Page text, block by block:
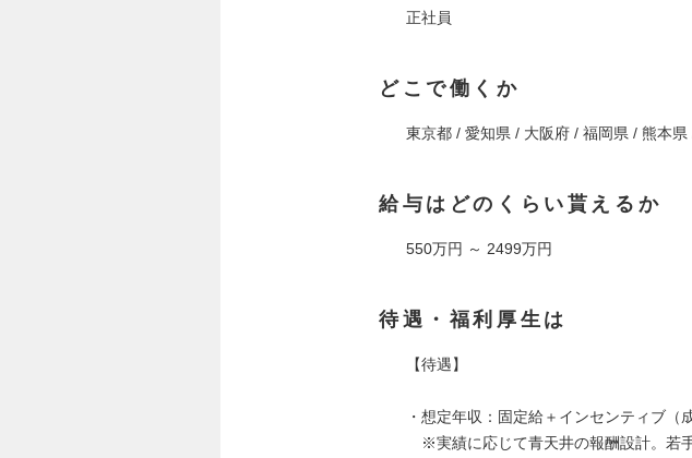
正社員
どこで働くか
東京都 / 愛知県 / 大阪府 / 福岡県 / 熊本県
給与はどのくらい貰えるか
550万円 ～ 2499万円
待遇・福利厚生は
【待遇】
・想定年収：固定給＋インセンティブ（
※実績に応じて青天井の報酬設計。若